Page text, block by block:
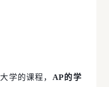
学的课程， AP的学